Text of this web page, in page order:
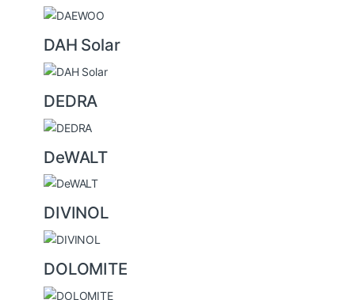
DAH Solar
DEDRA
DeWALT
DIVINOL
DOLOMITE